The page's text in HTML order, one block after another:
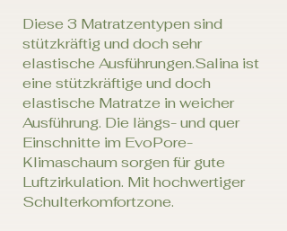
Diese 3 Matratzentypen sind
stützkräftig und doch sehr
elastische Ausführungen.Salina ist
eine stützkräftige und doch
elastische Matratze in weicher
Ausführung. Die längs- und quer
Einschnitte im EvoPore-
Klimaschaum sorgen für gute
Luftzirkulation. Mit hochwertiger
Schulterkomfortzone.